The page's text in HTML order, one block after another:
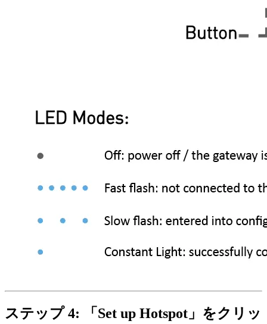
ステップ 4: 「Set up Hotspot」をクリッ